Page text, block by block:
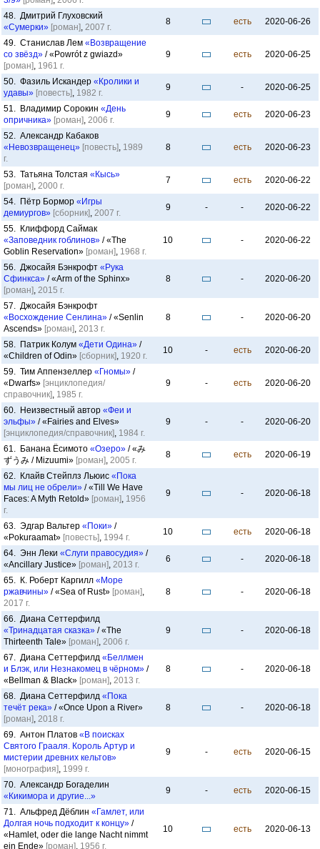
48. Дмитрий Глуховский
«Сумерки» [роман], 2007 г.
8 есть 2020-06-26
49. Станислав Лем «Возвращение
со звёзд» / «Powrót z gwiazd»
[роман], 1961 г.
9 есть 2020-06-25
50. Фазиль Искандер «Кролики и
удавы» [повесть], 1982 г.
9 - 2020-06-25
51. Владимир Сорокин «День
опричника» [роман], 2006 г.
9 есть 2020-06-23
52. Александр Кабаков
«Невозвращенец» [повесть], 1989
г.
8 есть 2020-06-23
53. Татьяна Толстая «Кысь»
[роман], 2000 г.
7 есть 2020-06-22
54. Пётр Бормор «Игры
демиургов» [сборник], 2007 г.
9 - - 2020-06-22
55. Клиффорд Саймак
«Заповедник гоблинов» / «The
Goblin Reservation» [роман], 1968 г.
10 - 2020-06-22
56. Джосайя Бэнкрофт «Рука
Сфинкса» / «Arm of the Sphinx»
[роман], 2015 г.
8 - 2020-06-20
57. Джосайя Бэнкрофт
«Восхождение Сенлина» / «Senlin
Ascends» [роман], 2013 г.
8 - 2020-06-20
58. Патрик Колум «Дети Одина» /
«Children of Odin» [сборник], 1920 г.
10 - есть 2020-06-20
59. Тим Аппензеллер «Гномы» /
«Dwarfs» [энциклопедия/
справочник], 1985 г.
9 - есть 2020-06-20
60. Неизвестный автор «Феи и
эльфы» / «Fairies and Elves»
[энциклопедия/справочник], 1984 г.
9 - - 2020-06-20
61. Банана Ёсимото «Озеро» / «み
ずうみ / Mizuumi» [роман], 2005 г.
8 есть 2020-06-19
62. Клайв Стейплз Льюис «Пока
мы лиц не обрели» / «Till We Have
Faces: A Myth Retold» [роман], 1956
г.
9 - 2020-06-18
63. Эдгар Вальтер «Поки» /
«Pokuraamat» [повесть], 1994 г.
10 есть 2020-06-18
64. Энн Леки «Слуги правосудия» /
«Ancillary Justice» [роман], 2013 г.
6 - 2020-06-18
65. К. Роберт Каргилл «Море
ржавчины» / «Sea of Rust» [роман],
2017 г.
8 - 2020-06-18
66. Диана Сеттерфилд
«Тринадцатая сказка» / «The
Thirteenth Tale» [роман], 2006 г.
9 - 2020-06-18
67. Диана Сеттерфилд «Беллмен
и Блэк, или Незнакомец в чёрном» /
«Bellman & Black» [роман], 2013 г.
8 - 2020-06-18
68. Диана Сеттерфилд «Пока
течёт река» / «Once Upon a River»
[роман], 2018 г.
8 - 2020-06-18
69. Антон Платов «В поисках
Святого Грааля. Король Артур и
мистерии древних кельтов»
[монография], 1999 г.
9 - есть 2020-06-15
70. Александр Богаделин
«Кикимора и другие...»
9 - есть 2020-06-15
71. Альфред Дёблин «Гамлет, или
Долгая ночь подходит к концу» /
«Hamlet, oder die lange Nacht nimmt
ein Ende» [роман], 1956 г.
10 есть 2020-06-13